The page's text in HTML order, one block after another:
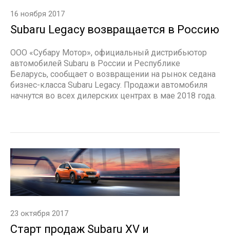
16 ноября 2017
Subaru Legacy возвращается в Россию
ООО «Субару Мотор», официальный дистрибьютор
автомобилей Subaru в России и Республике
Беларусь, сообщает о возвращении на рынок седана
бизнес-класса Subaru Legacy. Продажи автомобиля
начнутся во всех дилерских центрах в мае 2018 года.
23 октября 2017
Старт продаж Subaru XV и